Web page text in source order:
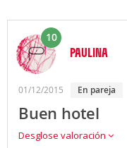
10
PAULINA
01/12/2015 en pareja
Buen hotel
Desglose valoración